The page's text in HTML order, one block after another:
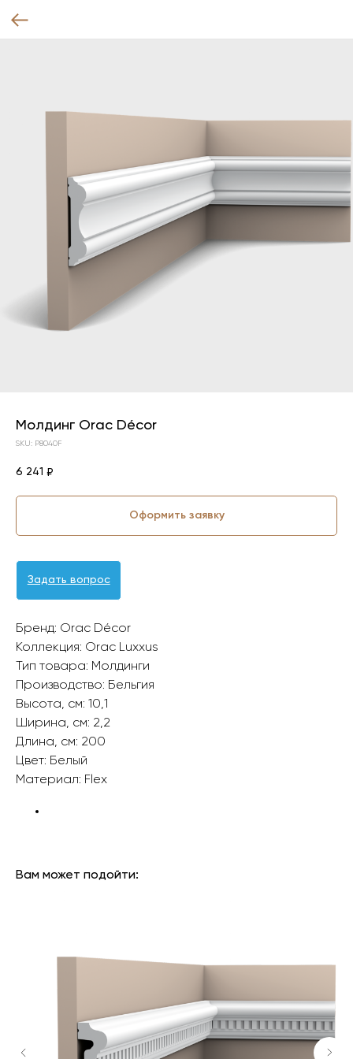
Молдинг Orac Décor
SKU: P8040F
6 241 ₽
Оформить заявку
Задать вопрос
Бренд: Orac Décor
Коллекция: Orac Luxxus
Тип товара: Молдинги
Производство: Бельгия
Высота, см: 10,1
Ширина, см: 2,2
Длина, см: 200
Цвет: Белый
Материал: Flex ‎‎
Вам может подойти: